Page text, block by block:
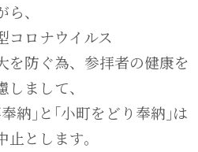
、
コロナウイルス
を防ぐ為、参拝者の健康を
まして、
納｣と｢小町をどり奉納｣は
とします。